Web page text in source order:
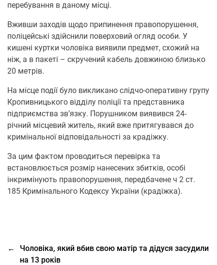
перебування в даному місці.
Вживши заходів щодо припинення правопорушення,
поліцейські здійснили поверховий огляд особи. У
кишені куртки чоловіка виявили предмет, схожий на
ніж, а в пакеті – скручений кабель довжиною близько
20 метрів.
На місце події було викликано слідчо-оперативну групу
Кропивницького відділу поліції та представника
підприємства зв’язку. Порушником виявився 24-
річний місцевий житель, який вже притягувався до
кримінальної відповідальності за крадіжку.
За цим фактом проводиться перевірка та
встановлюється розмір нанесених збитків, особі
інкримінують правопорушення, передбачене ч 2 ст.
185 Кримінального Кодексу України (крадіжка).
←
Чоловіка, який вбив свою матір та дідуся засудили
на 13 років